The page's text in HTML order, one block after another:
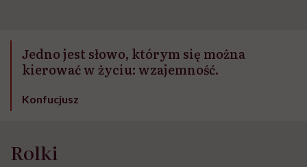
Jedno jest słowo, którym się można
kierować w życiu: wzajemność.
Konfucjusz
Rolki